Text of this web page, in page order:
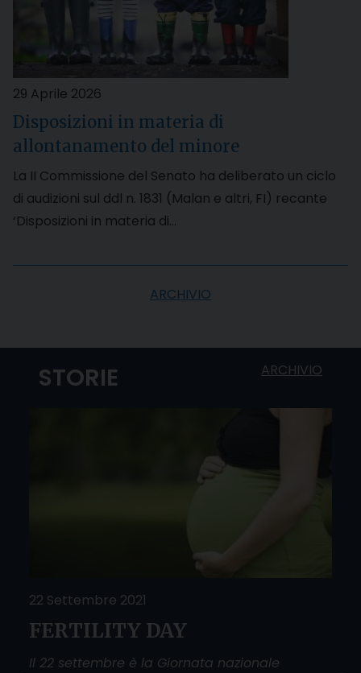
29 Aprile 2026
Disposizioni in materia di
allontanamento del minore
La II Commissione del Senato ha deliberato un ciclo
di audizioni sul ddl n. 1831 (Malan e altri, FI) recante
‘Disposizioni in materia di…
ARCHIVIO
ARCHIVIO
STORIE
22 Settembre 2021
FERTILITY DAY
Il 22 settembre è la Giornata nazionale